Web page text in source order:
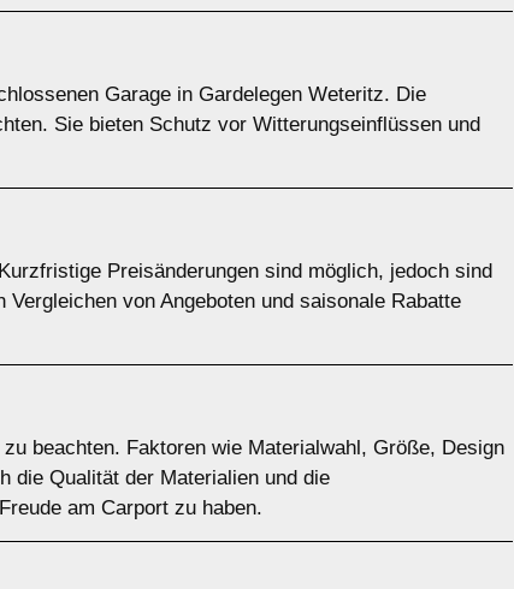
Garage in Gardelegen Weteritz. Die
Sie bieten Schutz vor Witterungseinflüssen und
Preisänderungen sind möglich, jedoch sind
von Angeboten und saisonale Rabatte
beachten. Faktoren wie Materialwahl, Größe, Design
die Qualität der Materialien und die
am Carport zu haben.